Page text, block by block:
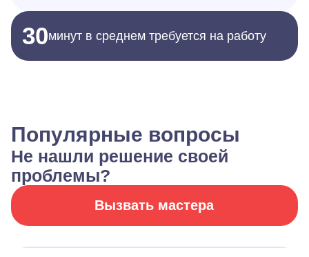
30минут в среднем требуется на работу
Популярные вопросы
Не нашли решение своей
проблемы?
Вызвать мастера